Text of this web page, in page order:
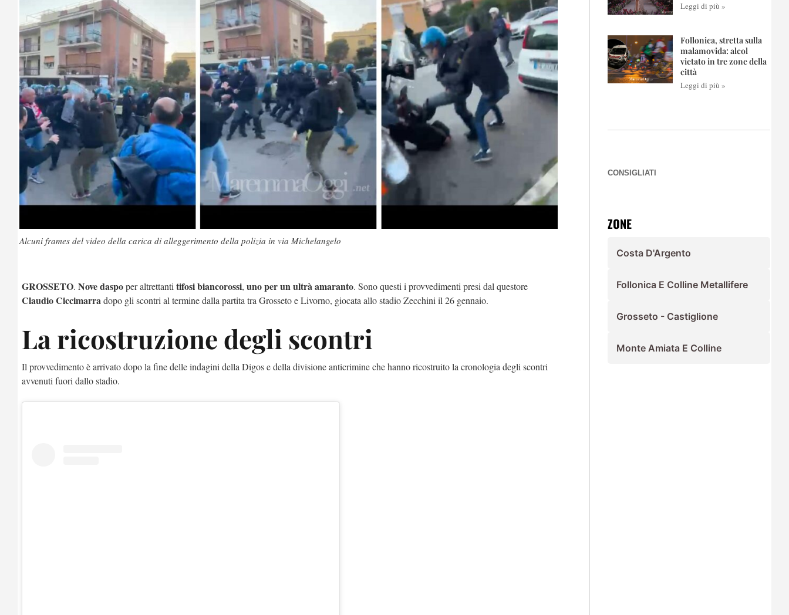
Alcuni frames del video della carica di alleggerimento della polizia in via Michelangelo
GROSSETO. Nove daspoper altrettanti tifosi biancorossi, uno per un ultrà amaranto. Sono questi i provvedimenti presi dal questore
Claudio Ciccimarradopo gli scontri al termine dalla partita tra Grosseto e Livorno, giocata allo stadio Zecchini il 26 gennaio.
La ricostruzione degli scontri
Il provvedimento è arrivato dopo la fine delle indagini della Digos e della divisione anticrimine che hanno ricostruito la cronologia degli scontri
avvenuti fuori dallo stadio.
Leggi di più »
Follonica, stretta sulla
malamovida: alcol
vietato in tre zone della
città
Leggi di più »
CONSIGLIATI
ZONE
Costa D'Argento
Follonica E Colline Metallifere
Grosseto - Castiglione
Monte Amiata E Colline